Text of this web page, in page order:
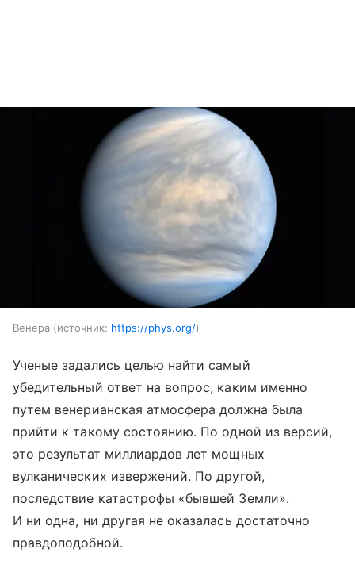
Венера источник: https://phys.org/
Ученые задались целью найти самый
убедительный ответ на вопрос, каким именно
путем венерианская атмосфера должна была
прийти к такому состоянию. По одной из версий,
это результат миллиардов лет мощных
вулканических извержений. По другой,
последствие катастрофы «бывшей Земли».
И ни одна, ни другая не оказалась достаточно
правдоподобной.